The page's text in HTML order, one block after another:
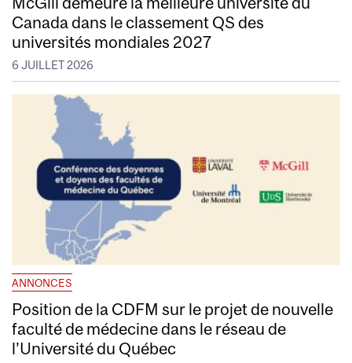
Canada dans le classement QS des
universités mondiales 2027
6 JUILLET 2026
ANNONCES
Position de la CDFM sur le projet de nouvelle
faculté de médecine dans le réseau de
l’Université du Québec